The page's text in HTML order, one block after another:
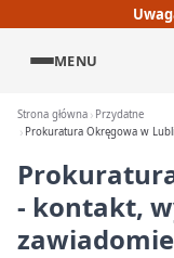
MENU
Strona główna
Przydatne
Prokuratura Okręgowa w
- kontakt,